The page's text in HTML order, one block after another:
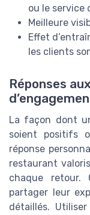
ou le service
Meilleure
Effet
les clients
Réponses
La façon dont
soient positifs
réponse
restaurant
chaque retour.
partager leur
détaillés.